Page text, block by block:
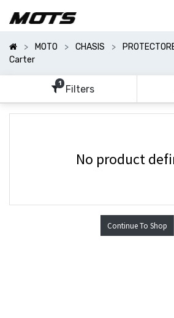
MOTO CHASIS
Carter
1 Filters
Categorías
Mostrar
Opciones
No product
Continue To Shop